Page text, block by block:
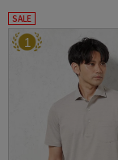
SALE
1